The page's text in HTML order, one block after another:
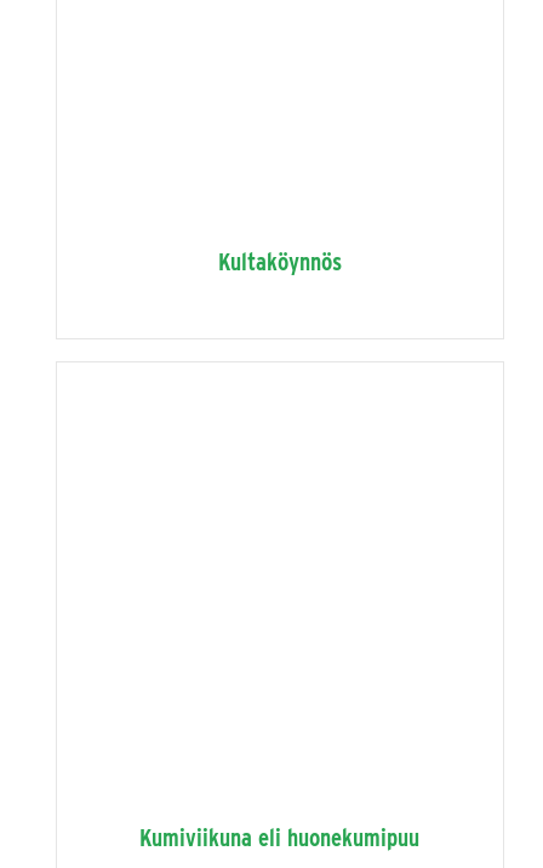
Kultaköynnös
Kumiviikuna eli huonekumipuu